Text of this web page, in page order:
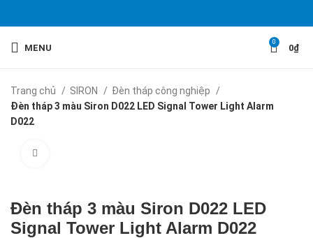
MENU
0
0₫
Trang chủ SIRON
Đèn tháp công nghiệp
Đèn tháp 3 màu Siron D022 LED Signal Tower Light Alarm
D022
Đèn tháp 3 màu Siron D022 LED
Signal Tower Light Alarm D022